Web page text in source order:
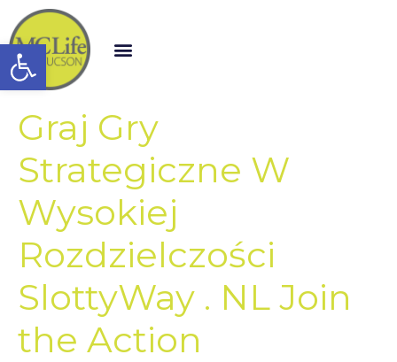
Open toolbar
Graj Gry
Strategiczne W
Wysokiej
Rozdzielczości
SlottyWay . NL Join
the Action